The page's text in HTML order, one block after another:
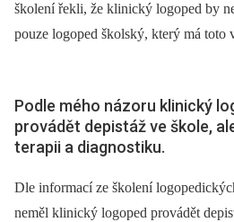
školení řekli, že klinický logoped by
pouze logoped školský, který má toto
Podle mého názoru klinický
provádět depistáž ve škole,
terapii a diagnostiku.
Dle informací ze školení
neměl klinický logoped provádět